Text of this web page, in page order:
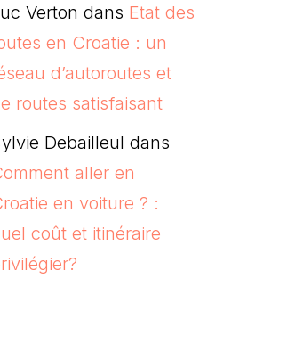
Verton dans Etat des
en Croatie : un
d’autoroutes et
routes satisfaisant
Debailleul dans
aller en
en voiture ? :
coût et itinéraire